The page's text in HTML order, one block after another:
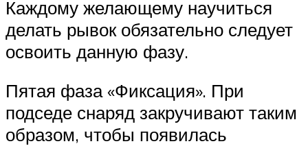
Каждому желающему научиться
делать рывок обязательно следует
освоить данную фазу.
Пятая фаза «Фиксация». При
подседе снаряд закручивают таким
образом, чтобы появилась